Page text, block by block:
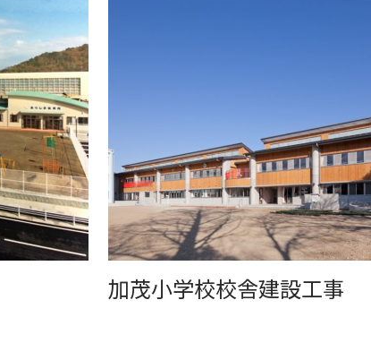
加茂小学校校舎建設工事